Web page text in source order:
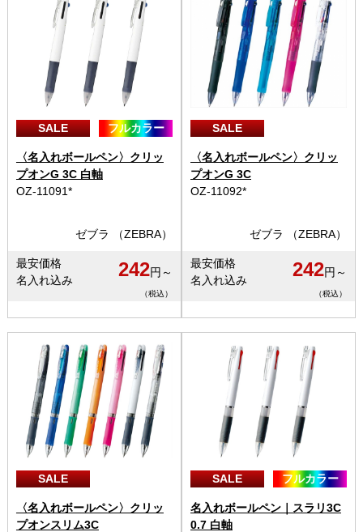
SALE フルカラー
〈名入れボールペン〉クリッ
プオンG 3C 白軸
OZ-11091*
ゼブラ （ZEBRA）
最安価格
名入れ込み
242円～
（税込）
SALE
〈名入れボールペン〉クリッ
プオンG 3C
OZ-11092*
ゼブラ （ZEBRA）
最安価格
名入れ込み
242円～
（税込）
SALE
〈名入れボールペン〉クリッ
プオンスリム3C
SALE フルカラー
名入れボールペン｜スラリ3C
0.7 白軸